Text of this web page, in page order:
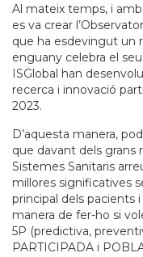
Al mateix temps, i amb
es va crear
que ha esdevingut un
enguany celebra el
ISGlobal han
recerca i innovació
2023.
D’aquesta manera,
que davant dels grans
Sistemes Sanitaris
millores significatives
principal dels pacients
manera de fer-ho si
5P (predictiva,
PARTICIPADA i